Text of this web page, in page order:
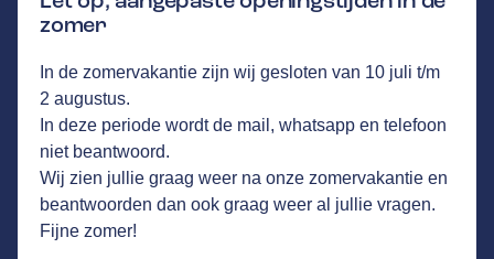
zomer
In de zomervakantie zijn wij gesloten van 10 juli t/m
2 augustus.
In deze periode wordt de mail, whatsapp en telefoon
niet beantwoord.
Wij zien jullie graag weer na onze zomervakantie en
beantwoorden dan ook graag weer al jullie vragen.
Fijne zomer!
GA NAAR DE HOMEPAGINA
Route
Hogeweg 23,5411 LPZeeland
26klanten waarderen Autovakmeester
Autobedrijf Hontec gemiddeld met een 9.1